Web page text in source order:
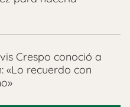
Crespo conoció a
«Lo recuerdo con